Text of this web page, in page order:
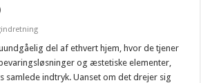
del af ethvert hjem, hvor de tjener
og æstetiske elementer,
samlede indtryk. Uanset om det drejer sig